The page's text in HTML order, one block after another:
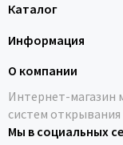
Каталог
Информация
О компании
Интернет-магазин
систем
Мы в социальных